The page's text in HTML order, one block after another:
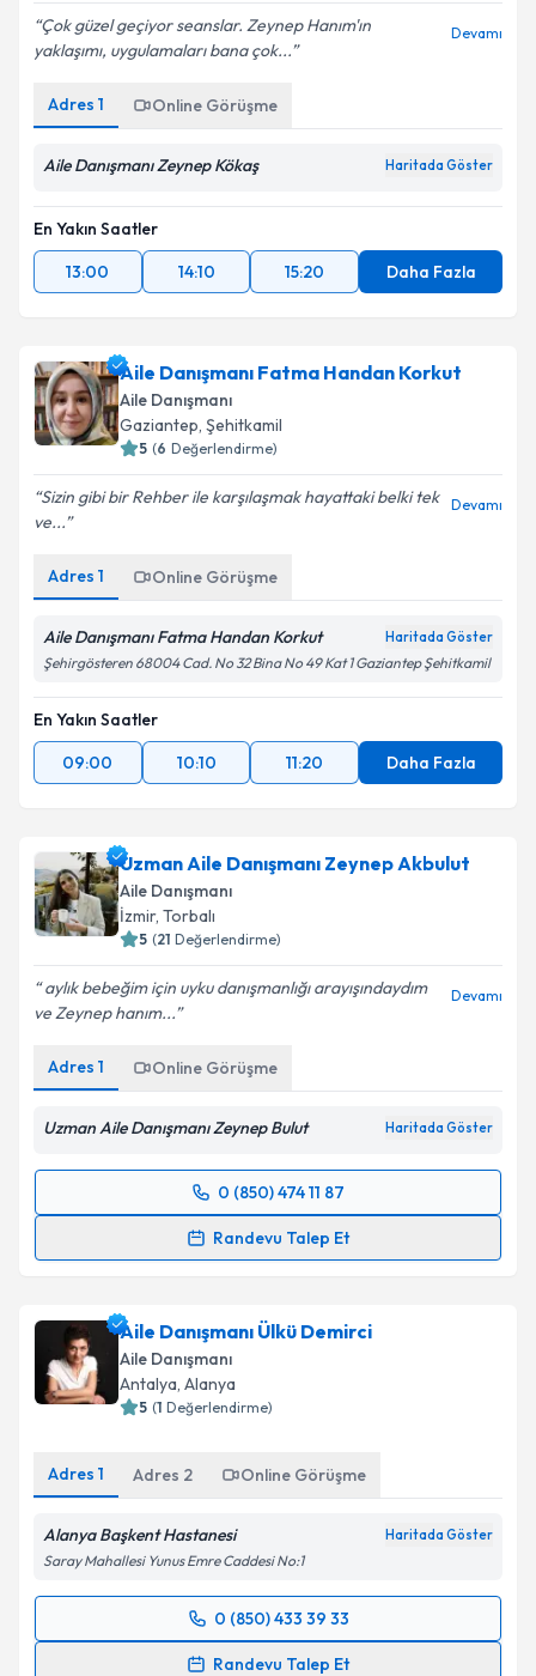
Çok güzel geçiyor seanslar. Zeynep Hanım'ın
yaklaşımı, uygulamaları bana çok...
Devamı
Adres 1 Online Görüşme
Aile Danışmanı Zeynep Kökaş Haritada Göster
En Yakın Saatler
13:00
14:10 15:20 Daha Fazla
Aile Danışmanı Fatma Handan Korkut
Aile Danışmanı
Gaziantep, Şehitkamil
5 (6 Değerlendirme)
Sizin gibi bir Rehber ile karşılaşmak hayattaki belki tek
ve...
Devamı
Adres 1 Online Görüşme
Aile Danışmanı Fatma Handan Korkut Haritada Göster
Şehirgösteren 68004 Cad. No 32 Bina No 49 Kat 1 Gaziantep Şehitkamil
En Yakın Saatler
09:00
10:10 11:20 Daha Fazla
Uzman Aile Danışmanı Zeynep Akbulut
Aile Danışmanı
İzmir, Torbalı
5 (21 Değerlendirme)
aylık bebeğim için uyku danışmanlığı arayışındaydım
ve Zeynep hanım...
Devamı
Adres 1 Online Görüşme
Uzman Aile Danışmanı Zeynep Bulut Haritada Göster
0 (850) 474 11 87
Randevu Talep Et
Randevu Takvimi Talebi
randevu almanız için bir takvim hazırlandığında e-
posta ile bilgilendireceğiz.
E-posta Adresiniz
Metni 'ni okudum ve kişisel verilerimin belirtilen
kapsamda işlenmesini kabul ediyorum.
Takvim Talebini Gönder
Aile Danışmanı Ülkü Demirci
Aile Danışmanı
Antalya, Alanya
5 (1 Değerlendirme)
Adres 1 Adres 2 Online Görüşme
Alanya Başkent Hastanesi Haritada Göster
Saray Mahallesi Yunus Emre Caddesi No:1
0 (850) 433 39 33
Randevu Talep Et
Randevu Takvimi Talebi